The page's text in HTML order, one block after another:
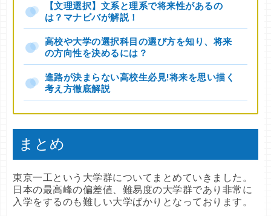
【文理選択】文系と理系で将来性があるの
は？マナビバが解説！
高校や大学の選択科目の選び方を知り、将来
の方向性を決めるには？
進路が決まらない高校生必見!将来を思い描く
考え方徹底解説
まとめ
東京一工という大学群についてまとめていきました。
日本の最高峰の偏差値、難易度の大学群であり非常に
入学をするのも難しい大学ばかりとなっております。